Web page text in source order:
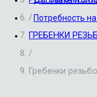
Потребность
/
ГРЕБЕНКИ
/
Гребенки